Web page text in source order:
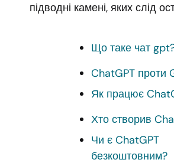
підводні камені, яких слід
Що таке чат
ChatGPT проти
Як працює
Хто створив
Чи є ChatGPT
безкоштовним?